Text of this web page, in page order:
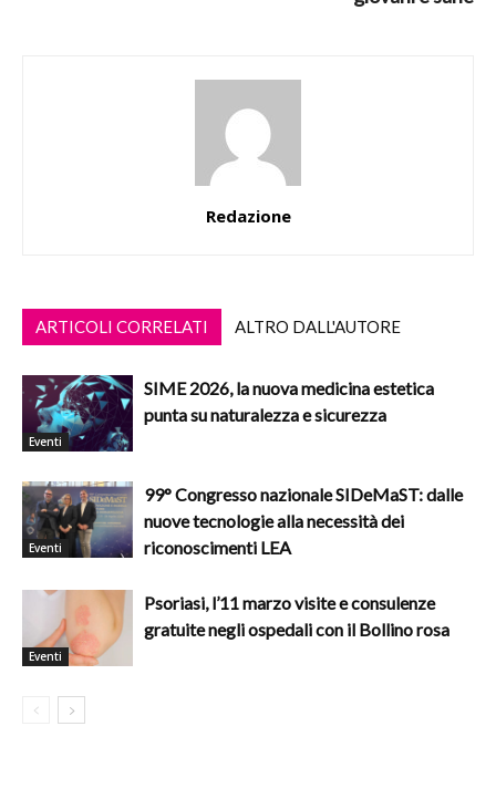
Redazione
ARTICOLI CORRELATI ALTRO DALL'AUTORE
Eventi
SIME 2026, la nuova medicina estetica
punta su naturalezza e sicurezza
Eventi
99° Congresso nazionale SIDeMaST: dalle
nuove tecnologie alla necessità dei
riconoscimenti LEA
Eventi
Psoriasi, l’11 marzo visite e consulenze
gratuite negli ospedali con il Bollino rosa